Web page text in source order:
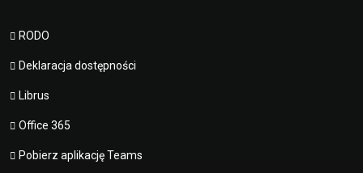
RODO
Deklaracja dostępności
Librus
Office 365
Pobierz aplikację Teams